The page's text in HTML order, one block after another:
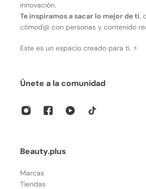
innovación.
Te inspiramos a sacar lo mejor de ti,
cómod@ con personas y contenido
Este es un espacio creado para ti. ⚡
Únete a la comunidad
Beauty.plus
Marcas
Tiendas